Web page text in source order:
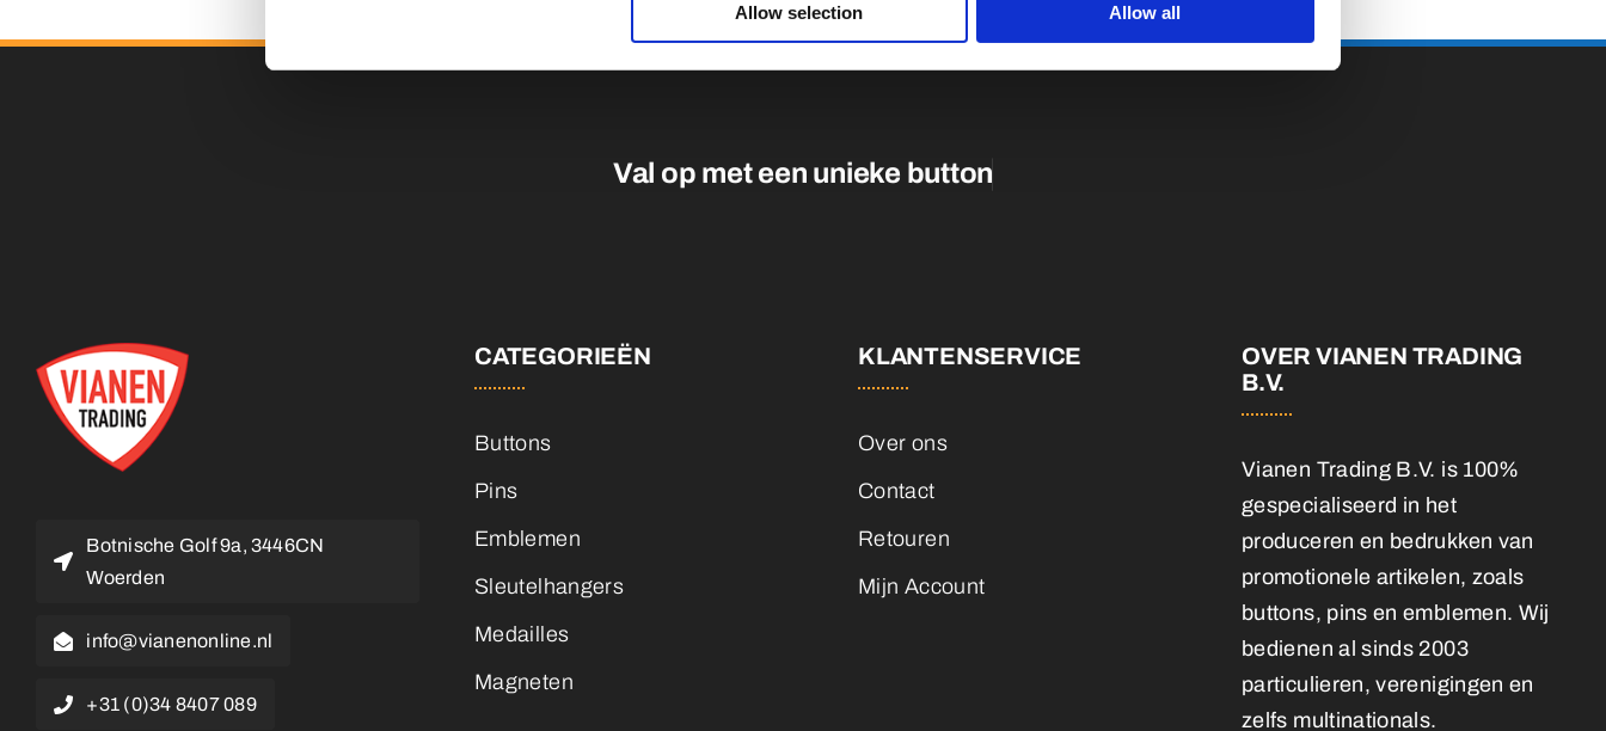
Allow selection Allow all
Val op met een unieke
Botnische Golf 9a, 3446CN
Woerden
info@vianenonline.nl
+31 (0)34 8407 089
CATEGORIEËN
Buttons
Pins
Emblemen
Sleutelhangers
Medailles
Magneten
KLANTENSERVICE
Over ons
Contact
Retouren
Mijn Account
OVER VIANEN TRADING
B.V.
Vianen Trading B.V. is 100%
gespecialiseerd in het
produceren en bedrukken van
promotionele artikelen, zoals
buttons, pins en emblemen. Wij
bedienen al sinds 2003
particulieren, verenigingen en
zelfs multinationals.